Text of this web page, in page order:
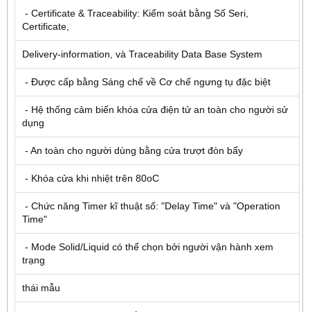
- Certificate & Traceability: Kiểm soát bằng Số Seri,
Certificate,
Delivery-information, và Traceability Data Base System
- Được cấp bằng Sáng chế về Cơ chế ngưng tụ đặc biệt
- Hệ thống cảm biến khóa cửa điện tử an toàn cho người sử
dụng
- An toàn cho người dùng bằng cửa trượt đòn bẩy
- Khóa cửa khi nhiệt trên 80oC
- Chức năng Timer kĩ thuật số: "Delay Time" và "Operation
Time"
- Mode Solid/Liquid có thể chọn bởi người vận hành xem
trạng
thái mẫu